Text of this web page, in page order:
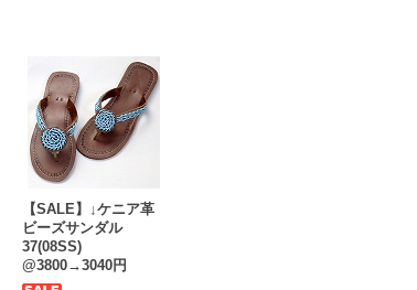
【SALE】↓ケニア革
ビーズサンダル
37(08SS)
@3800→3040円